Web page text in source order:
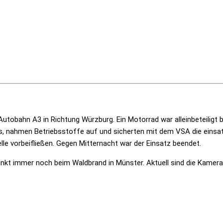
A3 in Richtung Würzburg. Ein Motorrad war
Betriebsstoffe auf und sicherten mit dem VSA die
vorbeifließen. Gegen Mitternacht war der Einsatz beendet.
immer noch beim Waldbrand in Münster. Aktuell sind die